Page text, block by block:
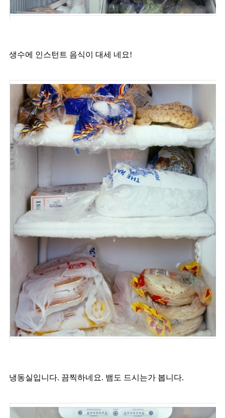
생수에 인스턴트 음식이 대세 네요!
냉동실입니다. 끔찍하네요. 뱀도 드시는가 봅니다.